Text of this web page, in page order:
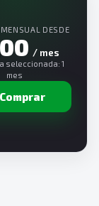
DESDE
/ mes
seleccionada: 1
mes
Comprar